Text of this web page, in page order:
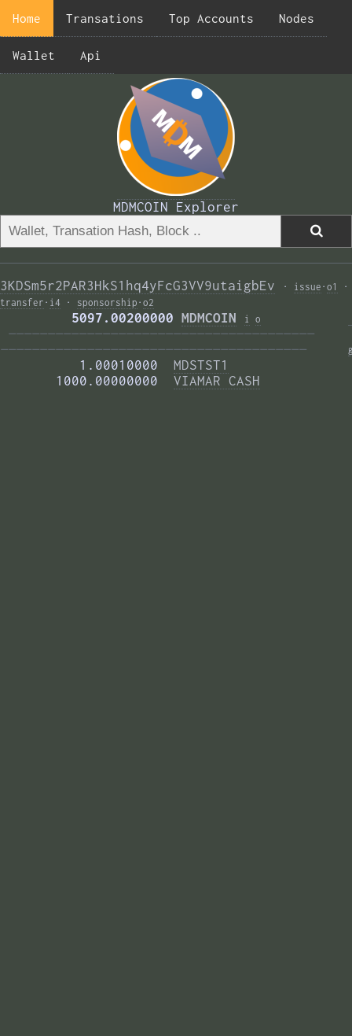
Home Transations Top Accounts Nodes
Wallet Api
MDMCOIN Explorer
3KDSm5r2PAR3HkS1hq4yFcG3VV9utaigbEv · issue · o1
·
transfer · i4 · sponsorship · o2
         5097.00200000
MDMCOIN i o
———————————————————————————————————————
———————————————————————————————————————
          1.00010000
MDSTST1
       1000.00000000
VIAMAR CASH